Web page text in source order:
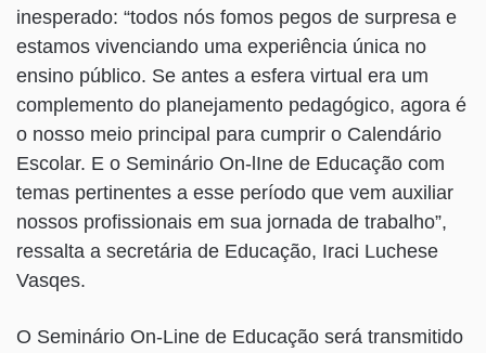
inesperado: “todos nós fomos pegos de surpresa e
estamos vivenciando uma experiência única no
ensino público. Se antes a esfera virtual era um
complemento do planejamento pedagógico, agora é
o nosso meio principal para cumprir o Calendário
Escolar. E o Seminário On-lIne de Educação com
temas pertinentes a esse período que vem auxiliar
nossos profissionais em sua jornada de trabalho”,
ressalta a secretária de Educação, Iraci Luchese
Vasqes.
O Seminário On-Line de Educação será transmitido